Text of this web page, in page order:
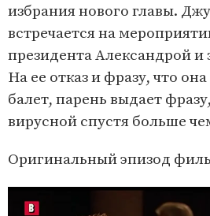
избрания нового главы.
встречается на
президента Александрой и
На ее отказ и фразу, что
балет, парень выдает
вирусной спустя больше
Оригинальный эпизод